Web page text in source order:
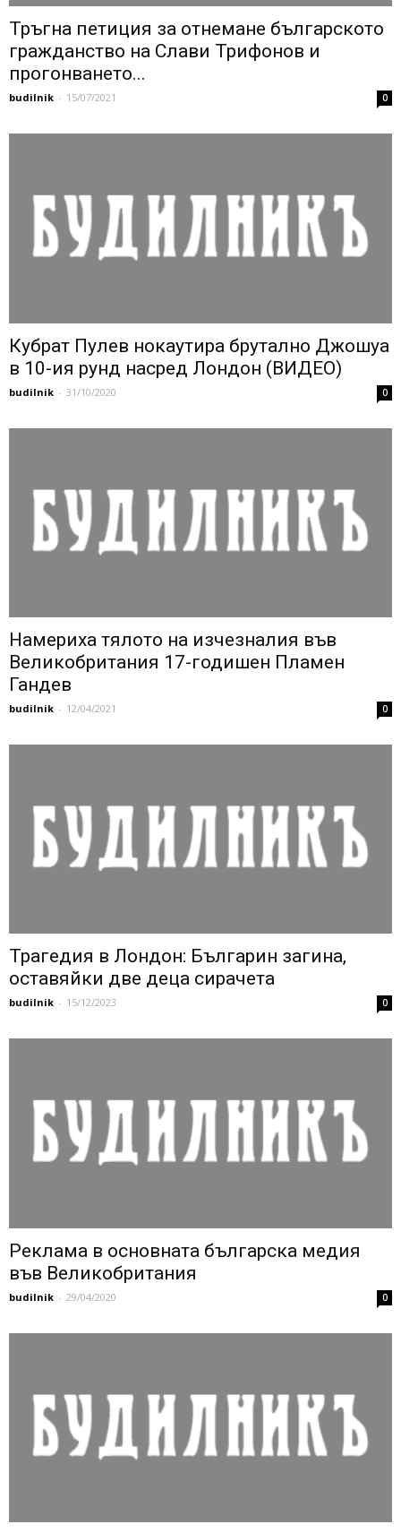
Тръгна петиция за отнемане българското
гражданство на Слави Трифонов и
прогонването...
budilnik - 15/07/2021 0
Кубрат Пулев нокаутира брутално Джошуа
в 10-ия рунд насред Лондон (ВИДЕО)
budilnik - 31/10/2020 0
Намериха тялото на изчезналия във
Великобритания 17-годишен Пламен
Гандев
budilnik - 12/04/2021 0
Трагедия в Лондон: Българин загина,
оставяйки две деца сирачета
budilnik - 15/12/2023 0
Реклама в основната българска медия
във Великобритания
budilnik - 29/04/2020 0